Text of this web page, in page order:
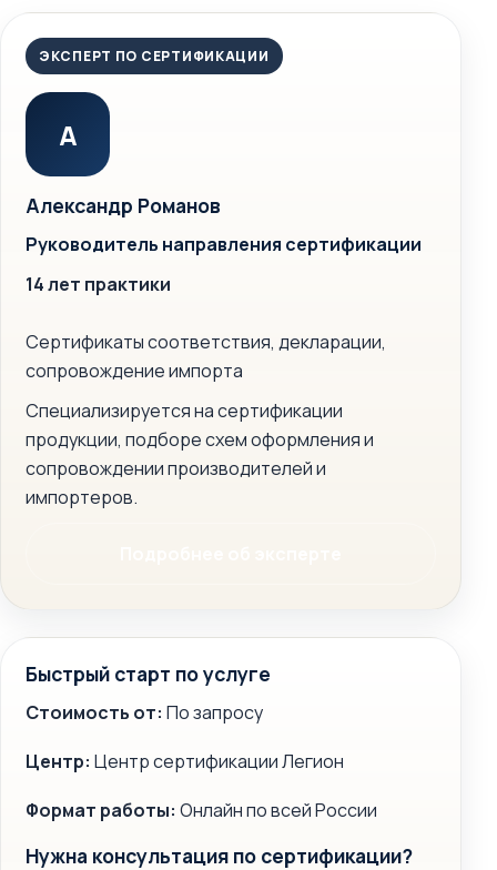
ЭКСПЕРТ ПО СЕРТИФИКАЦИИ
А
Александр Романов
Руководитель направления сертификации
14 лет практики
Сертификаты соответствия, декларации,
сопровождение импорта
Специализируется на сертификации
продукции, подборе схем оформления и
сопровождении производителей и
импортеров.
Быстрый старт по услуге
Стоимость от: По запросу
Центр: Центр сертификации Легион
Формат работы: Онлайн по всей России
Нужна консультация по сертификации?